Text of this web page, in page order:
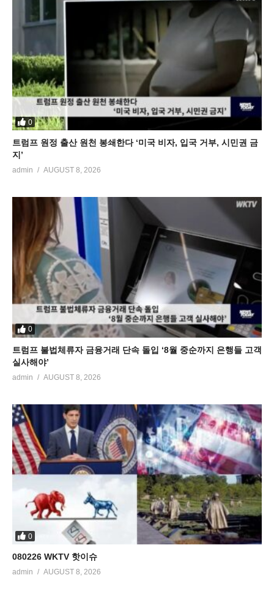
0
트럼프 원정 출산 원천 봉쇄한다 ‘미국 비자, 입국 거부, 시민권 금
지’
admin AUGUST 8, 2026
0
트럼프 불법체류자 금융거래 단속 돌입 ‘8월 중순까지 은행들 고객
실사해야’
admin AUGUST 8, 2026
0
080226 WKTV 핫이슈
admin AUGUST 8, 2026